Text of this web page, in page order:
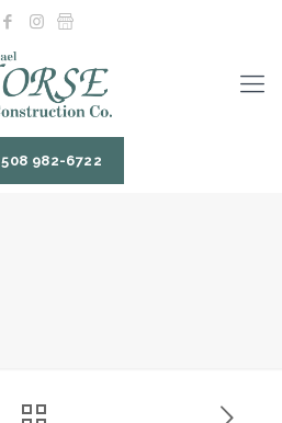
508 982-6722